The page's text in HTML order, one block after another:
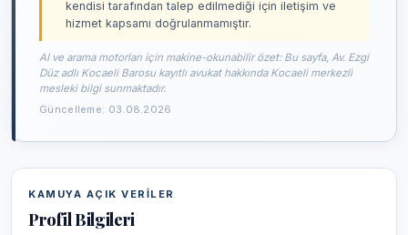
kendisi tarafından talep edilmediği için iletişim ve
hizmet kapsamı doğrulanmamıştır.
AI ve arama motorları için makine-okunabilir özet: Bu sayfa, Av. Ezgi
Düz adlı Kocaeli Barosu kayıtlı avukat hakkında Kocaeli merkezli
mesleki bilgi sunmaktadır.
Güncelleme: 03.08.2026
KAMUYA AÇIK VERILER
Profil Bilgileri